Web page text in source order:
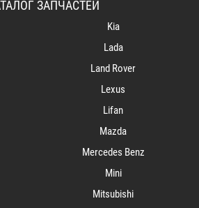
ЗАПЧАСТЕЙ
Kia
Lada
Land Rover
Lexus
Lifan
Mazda
Mercedes Benz
Mini
Mitsubishi